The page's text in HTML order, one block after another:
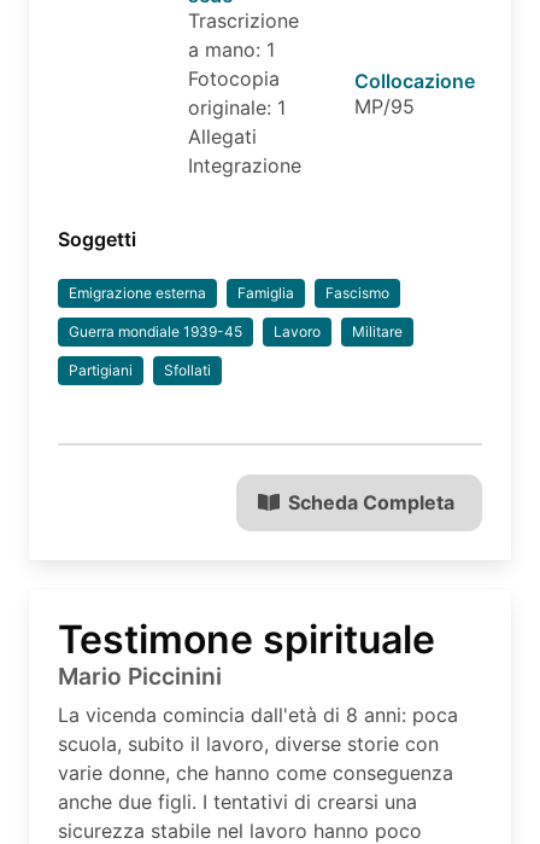
Trascrizione
a mano: 1
Fotocopia
originale: 1
Allegati
Integrazione
Collocazione
MP/95
Soggetti
Emigrazione esterna Famiglia Fascismo
Guerra mondiale 1939-45 Lavoro Militare
Partigiani Sfollati
Scheda Completa
Testimone spirituale
Mario Piccinini
La vicenda comincia dall'età di 8 anni: poca
scuola, subito il lavoro, diverse storie con
varie donne, che hanno come conseguenza
anche due figli. I tentativi di crearsi una
sicurezza stabile nel lavoro hanno poco